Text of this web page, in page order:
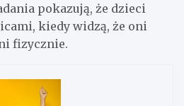
pokazują, że dzieci
kiedy widzą, że oni
fizycznie.